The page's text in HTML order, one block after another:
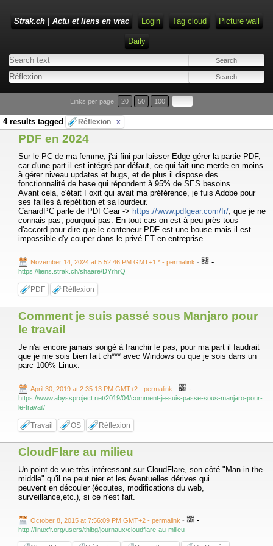
Strak.ch | Actu et liens en vrac Login Tag cloud Picture wall
Daily
Links per page: 20 50 100
4 results tagged Réflexion x
PDF en 2024
Sur le PC de ma femme, j'ai fini par laisser Edge gérer la partie PDF,
car d'une part il est intégré par défaut, ce qui fait une merde en moins
à gérer niveau updates et bugs, et de plus il dispose des
fonctionnalité de base qui répondent à 95% de SES besoins.
Avant cela, c'était Foxit qui avait ma préférence, je fuis Adobe pour
ses failles à répétition et sa lourdeur.
CanardPC parle de PDFGear -> https://www.pdfgear.com/fr/, que je ne
connais pas, pourquoi pas. En tout cas on est à peu près tous
d'accord pour dire que le conteneur PDF est une bouse mais il est
impossible d'y couper dans le privé ET en entreprise...
November 14, 2024 at 5:52:46 PM GMT+1 * - permalink - -
https://liens.strak.ch/shaare/DYrhrQ
PDF Réflexion
Comment je suis passé sous Manjaro pour
le travail
Je n'ai encore jamais songé à franchir le pas, pour ma part il faudrait
que je me sois bien fait ch*** avec Windows ou que je sois dans un
parc 100% Linux.
April 30, 2019 at 2:35:13 PM GMT+2 - permalink - -
https://www.abyssproject.net/2019/04/comment-je-suis-passe-sous-manjaro-pour-
le-travail/
Travail OS Réflexion
CloudFlare au milieu
Un point de vue très intéressant sur CloudFlare, son côté "Man-in-the-
middle" qu'il ne peut nier et les éventuelles dérives qui
peuvent en découler (écoutes, modifications du web,
surveillance,etc.), si ce n'est fait.
October 8, 2015 at 7:56:09 PM GMT+2 - permalink - -
http://linuxfr.org/users/thibg/journaux/cloudflare-au-milieu